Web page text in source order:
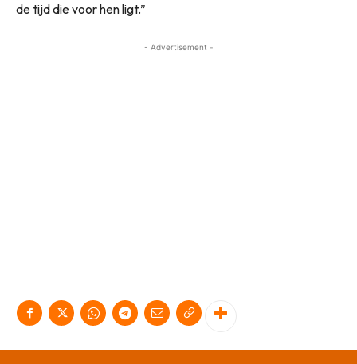
de tijd die voor hen ligt.”
- Advertisement -